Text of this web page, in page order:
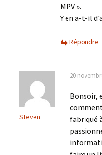
MPV ».
Y en a-t-il
Répondre
Steven
20
Bonsoir,
fabriqué